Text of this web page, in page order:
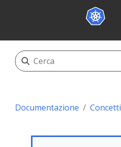
Documentazione Concetti